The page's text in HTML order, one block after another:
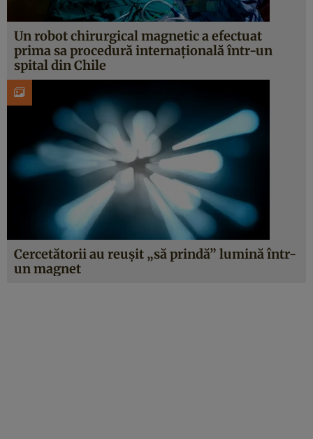
Un robot chirurgical magnetic a efectuat
prima sa procedură internațională într-un
spital din Chile
Cercetătorii au reușit „să prindă” lumină într-
un magnet